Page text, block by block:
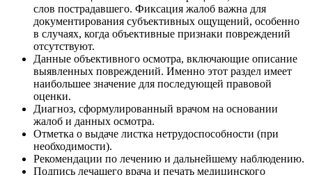
слов пострадавшего. Фиксация жалоб важна для
документирования субъективных ощущений, особенно
в случаях, когда объективные признаки повреждений
отсутствуют.
Данные объективного осмотра, включающие описание
выявленных повреждений. Именно этот раздел имеет
наибольшее значение для последующей правовой
оценки.
Диагноз, сформулированный врачом на основании
жалоб и данных осмотра.
Отметка о выдаче листка нетрудоспособности (при
необходимости).
Рекомендации по лечению и дальнейшему наблюдению.
Подпись лечащего врача и печать медицинского